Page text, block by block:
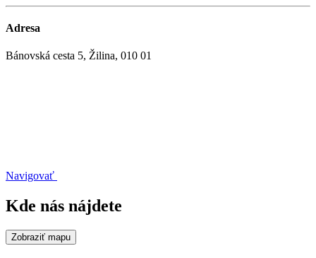
Adresa
Bánovská cesta 5, Žilina, 010 01
Navigovať
Kde nás nájdete
Zobraziť mapu